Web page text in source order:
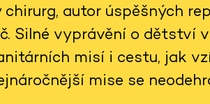
chirurg, autor úspěšných
Silné vyprávění o dětství
misí i cestu, jak
mise se